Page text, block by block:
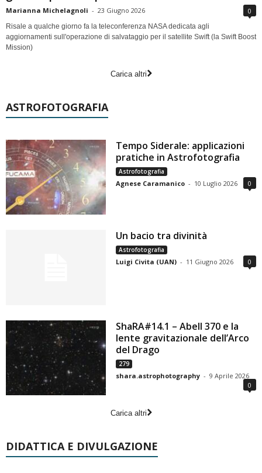
Marianna Michelagnoli - 23 Giugno 2026 0
Risale a qualche giorno fa la teleconferenza NASA dedicata agli
aggiornamenti sull'operazione di salvataggio per il satellite Swift (la Swift Boost
Mission)
Carica altri
ASTROFOTOGRAFIA
Tempo Siderale: applicazioni
pratiche in Astrofotografia
Astrofotografia
Agnese Caramanico - 10 Luglio 2026 0
Un bacio tra divinità
Astrofotografia
Luigi Civita (UAN) - 11 Giugno 2026 0
ShaRA#14.1 – Abell 370 e la
lente gravitazionale dell’Arco
del Drago
279
shara.astrophotography - 9 Aprile 2026
0
Carica altri
DIDATTICA E DIVULGAZIONE